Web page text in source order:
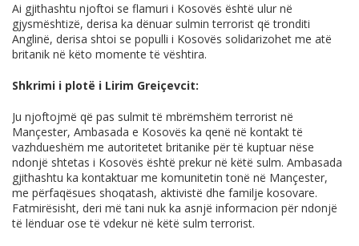
Ai gjithashtu njoftoi se flamuri i Kosovës është ulur në
gjysmështizë, derisa ka dënuar sulmin terrorist që tronditi
Anglinë, derisa shtoi se populli i Kosovës solidarizohet me atë
britanik në këto momente të vështira.
Shkrimi i plotë i Lirim Greiçevcit:
Ju njoftojmë që pas sulmit të mbrëmshëm terrorist në
Mançester, Ambasada e Kosovës ka qenë në kontakt të
vazhdueshëm me autoritetet britanike për të kuptuar nëse
ndonjë shtetas i Kosovës është prekur në këtë sulm. Ambasada
gjithashtu ka kontaktuar me komunitetin tonë në Mançester,
me përfaqësues shoqatash, aktivistë dhe familje kosovare.
Fatmirësisht, deri më tani nuk ka asnjë informacion për ndonjë
të lënduar ose të vdekur në këtë sulm terrorist.